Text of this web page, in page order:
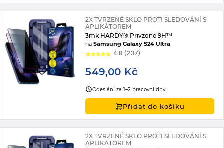
2X TVRZENÉ SKLO PROTI SLEDOVÁNÍ S
APLIKÁTOREM
3mk HARDY® Privzone 9H™
naSamsung Galaxy S24 Ultra
4.8 (237)
549,00 Kč
Odeslání za 1–2 pracovní dny
Přidat do košíku
2X TVRZENÉ SKLO PROTI SLEDOVÁNÍ S
APLIKÁTOREM